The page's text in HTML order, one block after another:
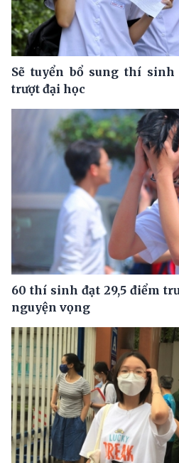
Sẽ tuyển bổ sung thí
trượt đại học
60 thí sinh đạt 29,5 điểm
nguyện vọng